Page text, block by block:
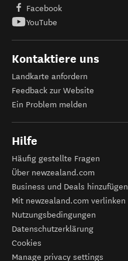
Facebook
YouTube
Kontaktiere uns
Landkarte anfordern
Feedback zur Website
Ein Problem melden
Hilfe
Häufig gestellte Fragen
Über newzealand.com
Business und Deals hinzufügen
Mit newzealand.com verlinken
Nutzungsbedingungen
Datenschutzerklärung
Cookies
Manage privacy settings